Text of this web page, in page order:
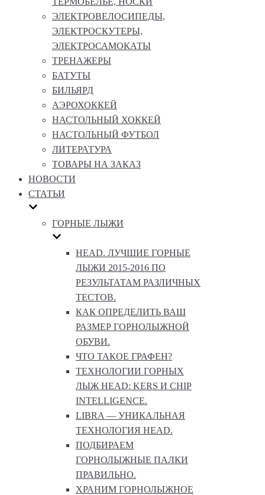
ЭЛЕКТРОВЕЛОСИПЕДЫ,
ЭЛЕКТРОСКУТЕРЫ,
ЭЛЕКТРОСАМОКАТЫ
ТРЕНАЖЕРЫ
БАТУТЫ
БИЛЬЯРД
АЭРОХОККЕЙ
НАСТОЛЬНЫЙ ХОККЕЙ
НАСТОЛЬНЫЙ ФУТБОЛ
ЛИТЕРАТУРА
ТОВАРЫ НА ЗАКАЗ
НОВОСТИ
СТАТЬИ
ГОРНЫЕ ЛЫЖИ
HEAD. ЛУЧШИЕ ГОРНЫЕ
ЛЫЖИ 2015-2016 ПО
РЕЗУЛЬТАТАМ РАЗЛИЧНЫХ
ТЕСТОВ.
КАК ОПРЕДЕЛИТЬ ВАШ
РАЗМЕР ГОРНОЛЫЖНОЙ
ОБУВИ.
ЧТО ТАКОЕ ГРАФЕН?
ТЕХНОЛОГИИ ГОРНЫХ
ЛЫЖ HEAD: KERS И CHIP
INTELLIGENCE.
LIBRA — УНИКАЛЬНАЯ
ТЕХНОЛОГИЯ HEAD.
ПОДБИРАЕМ
ГОРНОЛЫЖНЫЕ ПАЛКИ
ПРАВИЛЬНО.
ХРАНИМ ГОРНОЛЫЖНОЕ